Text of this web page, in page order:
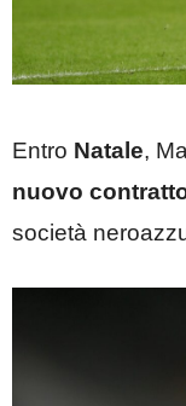
Entro Natale,
nuovo
società